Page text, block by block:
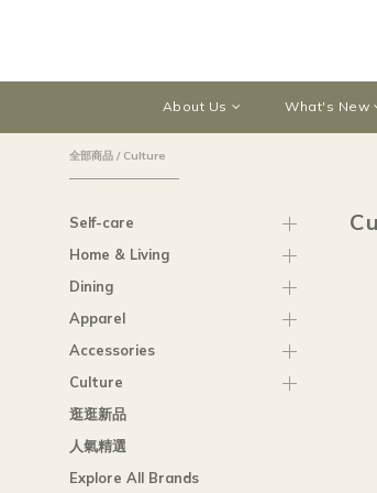
About Us What's New
全部商品 / Culture
Self-care
Home & Living
Dining
Apparel
Accessories
Culture
逛逛新品
人氣精選
Explore All Brands